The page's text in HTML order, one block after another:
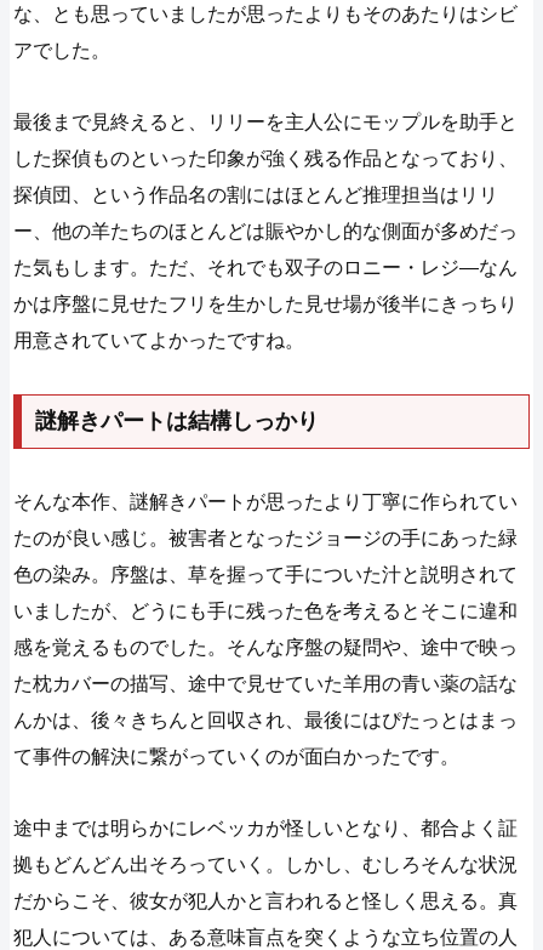
な、とも思っていましたが思ったよりもそのあたりはシビ
アでした。
最後まで見終えると、リリーを主人公にモップルを助手と
した探偵ものといった印象が強く残る作品となっており、
探偵団、という作品名の割にはほとんど推理担当はリリ
ー、他の羊たちのほとんどは賑やかし的な側面が多めだっ
た気もします。ただ、それでも双子のロニー・レジ―なん
かは序盤に見せたフリを生かした見せ場が後半にきっちり
用意されていてよかったですね。
謎解きパートは結構しっかり
そんな本作、謎解きパートが思ったより丁寧に作られてい
たのが良い感じ。被害者となったジョージの手にあった緑
色の染み。序盤は、草を握って手についた汁と説明されて
いましたが、どうにも手に残った色を考えるとそこに違和
感を覚えるものでした。そんな序盤の疑問や、途中で映っ
た枕カバーの描写、途中で見せていた羊用の青い薬の話な
んかは、後々きちんと回収され、最後にはぴたっとはまっ
て事件の解決に繋がっていくのが面白かったです。
途中までは明らかにレベッカが怪しいとなり、都合よく証
拠もどんどん出そろっていく。しかし、むしろそんな状況
だからこそ、彼女が犯人かと言われると怪しく思える。真
犯人については、ある意味盲点を突くような立ち位置の人